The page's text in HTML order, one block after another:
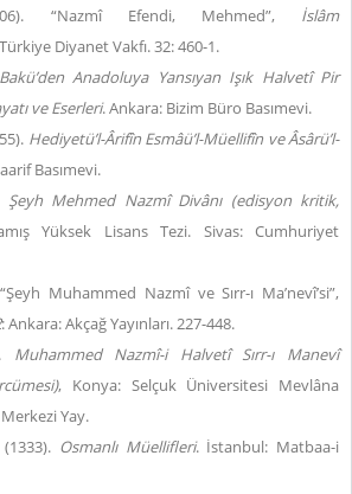
“Nazmî Efendi, Mehmed”, İslâm
Diyanet Vakfı.32: 460-1.
Bakü’den Anadoluya Yansıyan Işık Halvetî Pir
ve Eserleri. Ankara: Bizim Büro Basımevi.
Hediyetü’l-Ârifîn Esmâü’l-Müellifîn ve Âsârü’l-
Basımevi.
Şeyh Mehmed Nazmî Divânı (edisyon kritik,
Yüksek Lisans Tezi. Sivas:Cumhuriyet
Muhammed Nazmî ve Sırr-ı Ma’nevî’si”,
: Ankara: Akçağ Yayınları.227-448.
Muhammed Nazmî-i Halvetî Sırr-ı Manevî
, Konya: Selçuk Üniversitesi Mevlâna
Yay.
Osmanlı Müellifleri. İstanbul: Matbaa-i